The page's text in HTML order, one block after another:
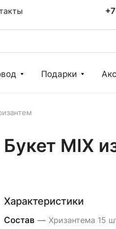
Подарки
Букет MIX
Характеристики
Состав — Хризантема 15